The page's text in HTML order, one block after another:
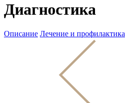
Диагностика
Описание Лечение и профилактика